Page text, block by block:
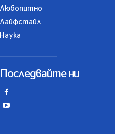
Любопитно
Лайфстайл
Наука
Последвайте ни